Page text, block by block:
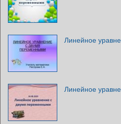
Линейное
Линейное